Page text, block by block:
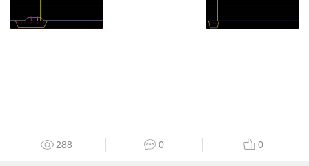
288 0 0